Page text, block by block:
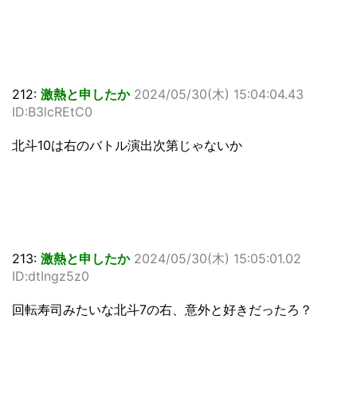
212: 激熱と申したか 2024/05/30(木) 15:04:04.43
ID:B3lcREtC0
北斗10は右のバトル演出次第じゃないか
213: 激熱と申したか 2024/05/30(木) 15:05:01.02
ID:dtIngz5z0
回転寿司みたいな北斗7の右、意外と好きだったろ？